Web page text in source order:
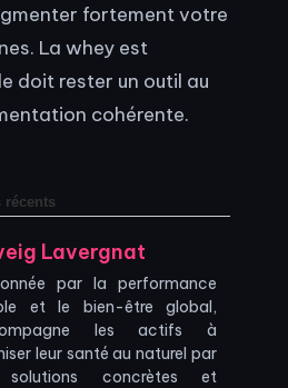
fortement votre
La whey est
doit rester un outil au
cohérente.
récents
Lavergnat
par la performance
et le bien-être global,
les actifs à
leur santé au naturel par
concrètes et